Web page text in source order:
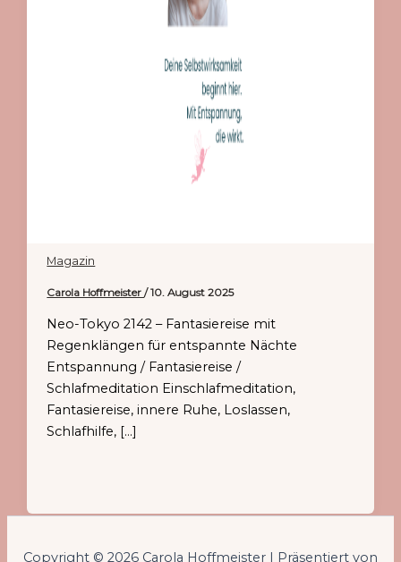
Magazin
Carola Hoffmeister/10. August 2025
Neo-Tokyo 2142 – Fantasiereise mit
Regenklängen für entspannte Nächte
Entspannung / Fantasiereise /
Schlafmeditation Einschlafmeditation,
Fantasiereise, innere Ruhe, Loslassen,
Schlafhilfe, […]
Copyright © 2026 Carola Hoffmeister | Präsentiert von